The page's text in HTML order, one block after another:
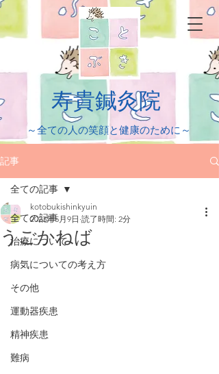
​寿貴鍼灸院
​～全ての人の笑顔と健康のために～
記事
全ての記事
治療について
病気についての考え方
その他
運動器疾患
精神疾患
難病
全ての記事
うごかねば
kotobukishinkyuin
2023年5月9日 読了時間: 2分